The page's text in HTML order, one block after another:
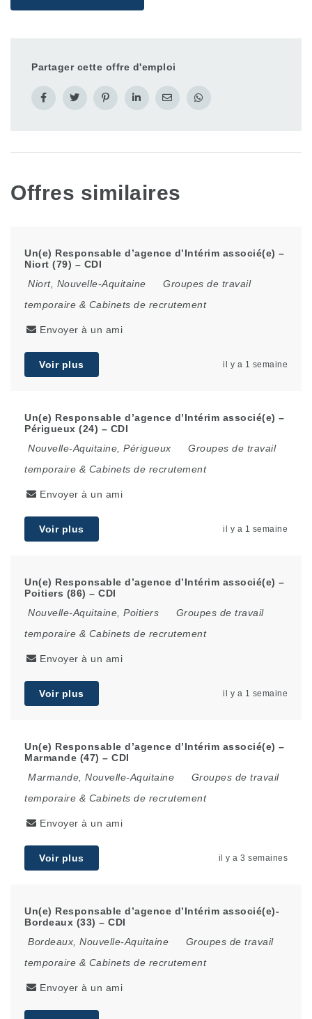
Partager cette offre d'emploi
Offres similaires
Un(e) Responsable d’agence d’Intérim associé(e) –
Niort (79) – CDI
Niort, Nouvelle-Aquitaine
Groupes de travail
temporaire & Cabinets de recrutement
Envoyer à un ami
Voir plus il y a 1 semaine
Un(e) Responsable d’agence d’Intérim associé(e) –
Périgueux (24) – CDI
Nouvelle-Aquitaine, Périgueux
Groupes de travail
temporaire & Cabinets de recrutement
Envoyer à un ami
Voir plus il y a 1 semaine
Un(e) Responsable d’agence d’Intérim associé(e) –
Poitiers (86) – CDI
Nouvelle-Aquitaine, Poitiers
Groupes de travail
temporaire & Cabinets de recrutement
Envoyer à un ami
Voir plus il y a 1 semaine
Un(e) Responsable d’agence d’Intérim associé(e) –
Marmande (47) – CDI
Marmande, Nouvelle-Aquitaine
Groupes de travail
temporaire & Cabinets de recrutement
Envoyer à un ami
Voir plus il y a 3 semaines
Un(e) Responsable d’agence d’Intérim associé(e)-
Bordeaux (33) – CDI
Bordeaux, Nouvelle-Aquitaine
Groupes de travail
temporaire & Cabinets de recrutement
Envoyer à un ami